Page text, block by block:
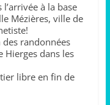
l’arrivée à la base
Mézières, ville de
des randonnées
Hierges dans les
libre en fin de